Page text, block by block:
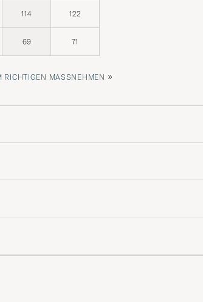
114 122
69 71
MASSNEHMEN »